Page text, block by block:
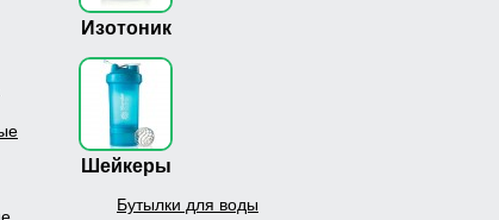
Изотоник
Шейкеры
Бутылки для воды